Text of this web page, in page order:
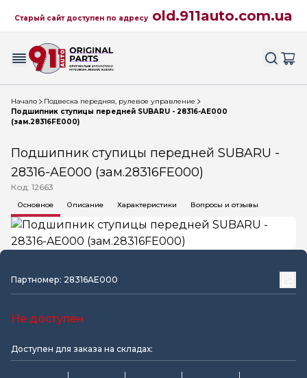
Старый сайт доступен по адресу old.911auto.com.ua
Начало
Подвеска передняя, рулевое управление
Подшипник ступицы передней SUBARU - 28316-AE000
(зам.28316FE000)
Подшипник ступицы передней SUBARU -
28316-AE000 (зам.28316FE000)
Код: 12663
Основное Описание Характеристики Вопросы и отзывы
Партномер: 28316AE000
Не доступен
Доступен для заказа на складах: